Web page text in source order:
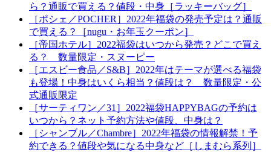
ら？通販で買える？値段・中身［ラッキーバッグ］
［ポシェ／POCHER］2022年福袋の発売予定は？通販
で買える？［nugu・お年玉クーポン］
［帝国ホテル］2022福袋はいつから発売？どこで買え
る？ 数量限定・スヌーピー
［エスビー食品／S&B］2022年はテーマが選べる福袋
も登場！中身はいくら相当？値段は？ 数量限定・公
式通販限定
［サーティワン／31］2022福袋HAPPYBAGの予約は
いつから？ネット予約方法や値段、中身は？
［シャンブル／Chambre］2022年福袋の情報解禁！予
約できる？値段や気になる中身など［しまむら系列］